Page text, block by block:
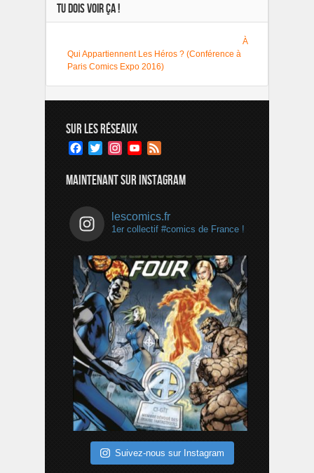
TU DOIS VOIR ÇA !
À
Qui Appartiennent Les Héros ? (Conférence à
Paris Comics Expo 2016)
SUR LES RÉSEAUX
Facebook
TwitterInstagramYouTube
MAINTENANT SUR INSTAGRAM
lescomics.fr
1er collectif #comics de France !
Suivez-nous sur Instagram